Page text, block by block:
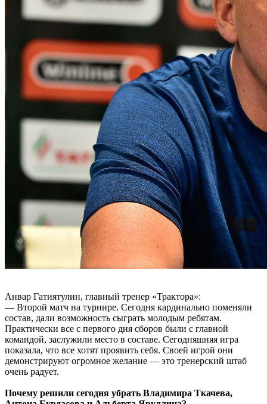
Анвар Гатиятулин, главный тренер «Трактора»:
— Второй матч на турнире. Сегодня кардинально поменяли
состав, дали возможность сыграть молодым ребятам.
Практически все с первого дня сборов были с главной
командой, заслужили место в составе. Сегодняшняя игра
показала, что все хотят проявить себя. Своей игрой они
демонстрируют огромное желание — это тренерский штаб
очень радует.
Почему решили сегодня убрать Владимира Ткачева,